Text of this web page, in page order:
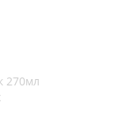
270мл